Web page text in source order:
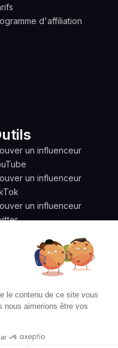
d'affiliation
un influenceur
un influenceur
un influenceur
par Favikon
le monde entier par
le contenu de ce site vous
nous aimerions être vos